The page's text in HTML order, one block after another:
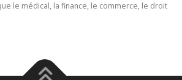
le médical, la finance, le commerce, le droit